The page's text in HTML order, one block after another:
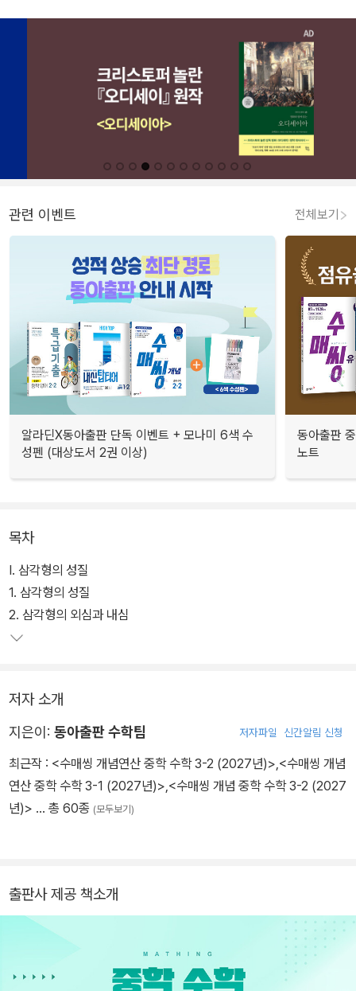
관련 이벤트 전체보기
알라딘X동아출판 단독 이벤트 + 모나미 6색 수
성펜 (대상도서 2권 이상)
동아출판
노트
목차
I. 삼각형의 성질
1. 삼각형의 성질
2. 삼각형의 외심과 내심
저자 소개
지은이: 동아출판 수학팀 저자파일 신간알림 신청
최근작 : <수매씽 개념연산 중학 수학 3-2 (2027년)>,<수매씽 개념
연산 중학 수학 3-1 (2027년)>,<수매씽 개념 중학 수학 3-2 (2027
년)> … 총 60종 (모두보기)
출판사 제공 책소개